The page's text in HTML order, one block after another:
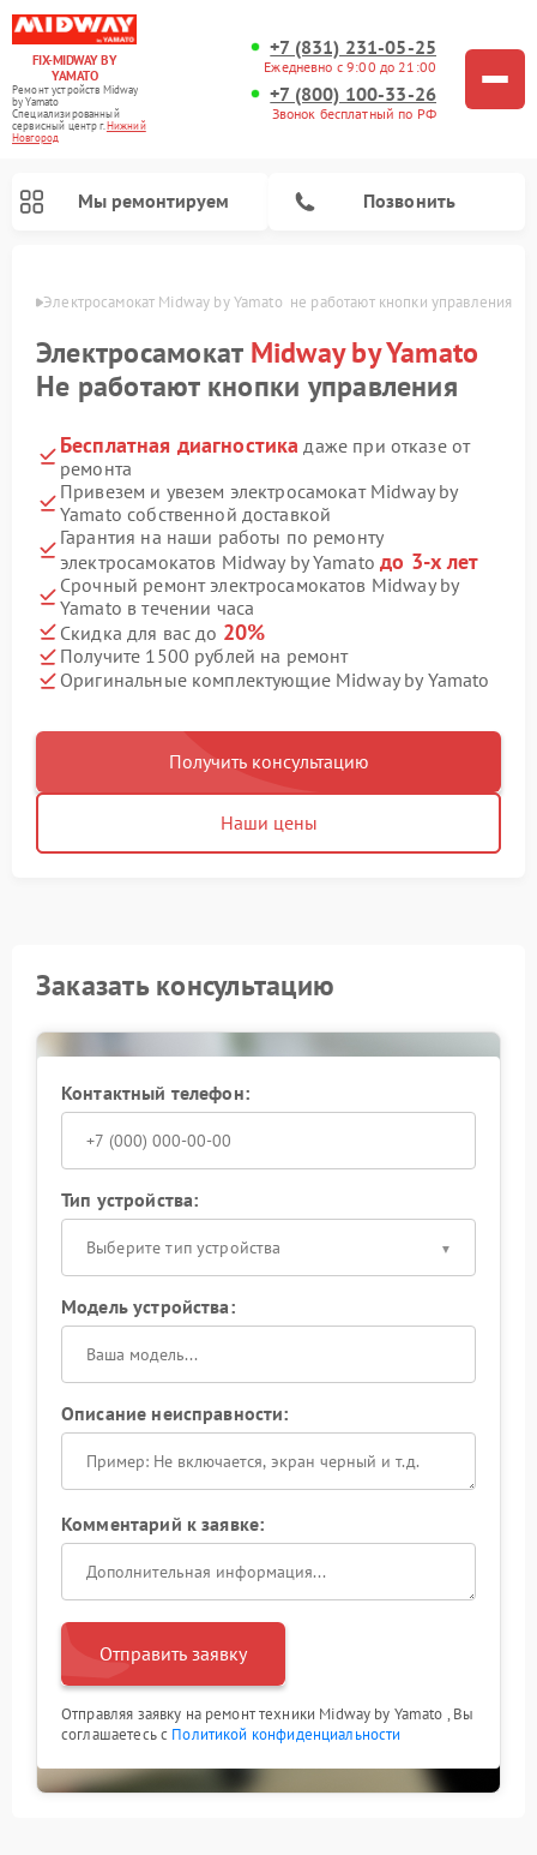
FIX-MIDWAY BY
YAMATO
Ремонт устройств Midway
by Yamato
Специализированный
cервисный центр г.Нижний
Новгород
+7 (831) 231-05-25
Ежедневно с 9:00 до 21:00
+7 (800) 100-33-26
Звонок бесплатный по РФ
Мы ремонтируем Позвонить
Электросамокат Midway by Yamato  не работают кнопки управления
Электросамокат Midway by Yamato
Не работают кнопки управления
Бесплатная диагностика даже при отказе от
ремонта
Привезем и увезем электросамокат Midway by
Yamato собственной доставкой
Гарантия на наши работы по ремонту
электросамокатов Midway by Yamatoдо 3-х лет
Срочный ремонт электросамокатов Midway by
Yamato в течении часа
Скидка для вас до 20%
Получите 1500 рублей на ремонт
Оригинальные комплектующие Midway by Yamato
Получить консультацию
Наши цены
Заказать консультацию
Контактный телефон:
Тип устройства:
Выберите тип устройства
Модель устройства:
Описание неисправности:
Комментарий к заявке:
Отправить заявку
Отправляя заявку на ремонт техники Midway by Yamato , Вы
соглашаетесь с Политикой конфиденциальности